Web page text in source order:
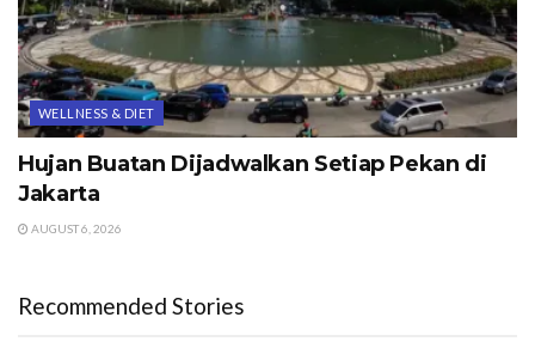
WELLNESS & DIET
Hujan Buatan Dijadwalkan Setiap Pekan di
Jakarta
AUGUST 6, 2026
Recommended Stories